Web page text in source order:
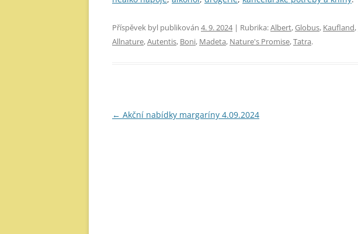
Příspěvek byl publikován 4. 9. 2024| Rubrika:Albert,Globus, Kaufland,
Allnature,Autentis, Boni, Madeta, Nature's Promise,Tatra.
Navigace
← Akční nabídky margaríny 4.09.2024